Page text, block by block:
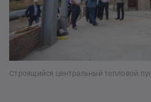
Строящийся центральный тепловой